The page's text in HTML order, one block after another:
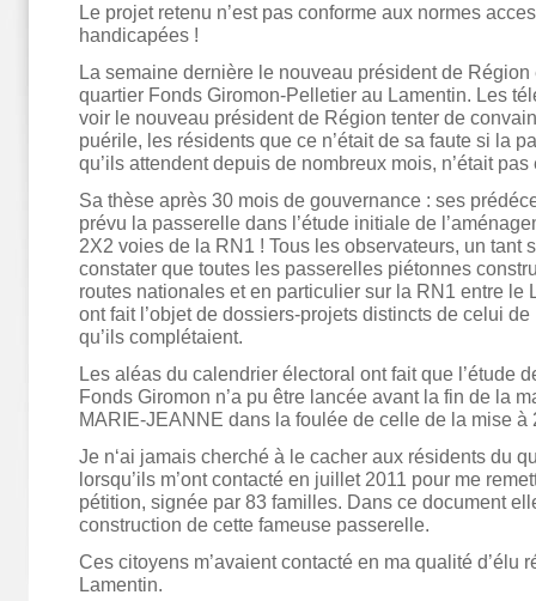
Le projet retenu n’est pas conforme aux normes
handicapées !
La semaine dernière le nouveau président de Région
quartier Fonds Giromon-Pelletier au Lamentin. Les
voir le nouveau président de Région tenter de
puérile, les résidents que ce n’était de sa faute si la
qu’ils attendent depuis de nombreux mois, n’était
Sa thèse après 30 mois de gouvernance : ses
prévu la passerelle dans l’étude initiale de
2X2 voies de la RN1 ! Tous les observateurs, un tant
constater que toutes les passerelles piétonnes
routes nationales et en particulier sur la RN1 entre le
ont fait l’objet de dossiers-projets distincts de celui de
qu’ils complétaient.
Les aléas du calendrier électoral ont fait que l’étude
Fonds Giromon n’a pu être lancée avant la fin de la
MARIE-JEANNE dans la foulée de celle de la mise à
Je n‘ai jamais cherché à le cacher aux résidents du
lorsqu’ils m’ont contacté en juillet 2011 pour me
pétition, signée par 83 familles. Dans ce document
construction de cette fameuse passerelle.
Ces citoyens m’avaient contacté en ma qualité d’élu
Lamentin.